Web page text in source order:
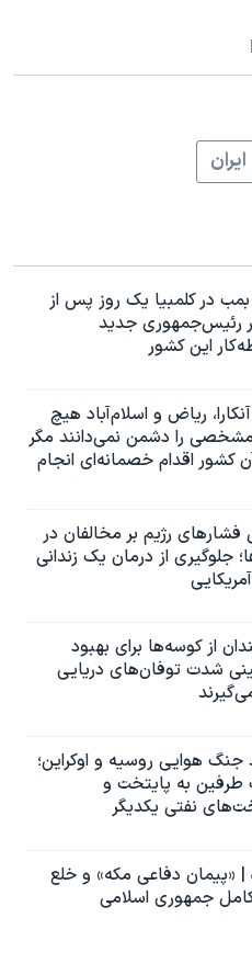
ايران
بمب‌‌ در کلمبیا یک روز پس از
رئیس‌جمهوری جدید
این کشور
ریاض و اسلام‌آباد هیچ
را دشمن نمی‌دانند مگر
کشور اقدام خصمانه‌ای انجام
فشارهای رژیم بر مخالفان در
جلوگیری از درمان یک زندانی
از کوسه‌ها برای بهبود
شدت توفان‌های دریایی
هوایی روسیه و اوکراین؛
طرفین به پایتخت‌ و
نفتی یکدیگر
| «پیمان دفاعی مکه» و خلع
جمهوری اسلامی